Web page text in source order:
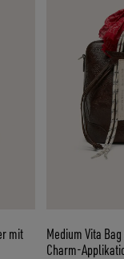
mit
Medium Vita
Charm-